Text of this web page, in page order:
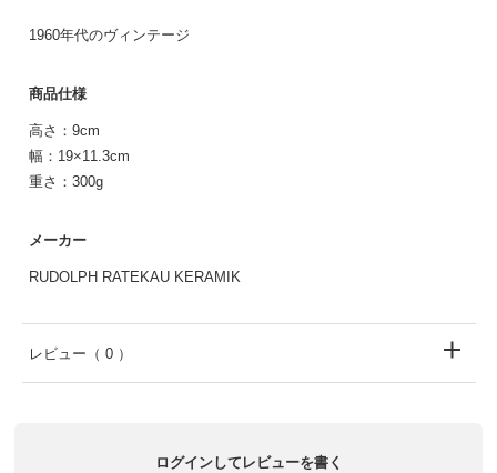
1960年代のヴィンテージ
商品仕様
高さ：9cm
幅：19×11.3cm
重さ：300g
メーカー
RUDOLPH RATEKAU KERAMIK
レビュー （ 0 ）
ログインしてレビューを書く